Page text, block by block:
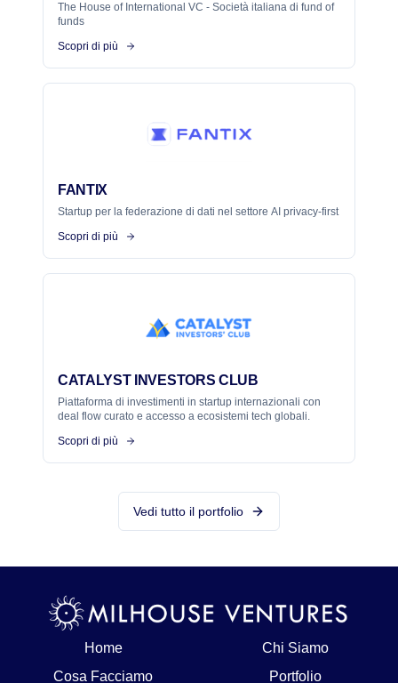
The House of International VC - Società italiana di fund of
funds
Scopri di più
FANTIX
Startup per la federazione di dati nel settore AI privacy-first
Scopri di più
CATALYST INVESTORS CLUB
Piattaforma di investimenti in startup internazionali con
deal flow curato e accesso a ecosistemi tech globali.
Scopri di più
Vedi tutto il portfolio
Home
Chi Siamo
Cosa Facciamo
Portfolio